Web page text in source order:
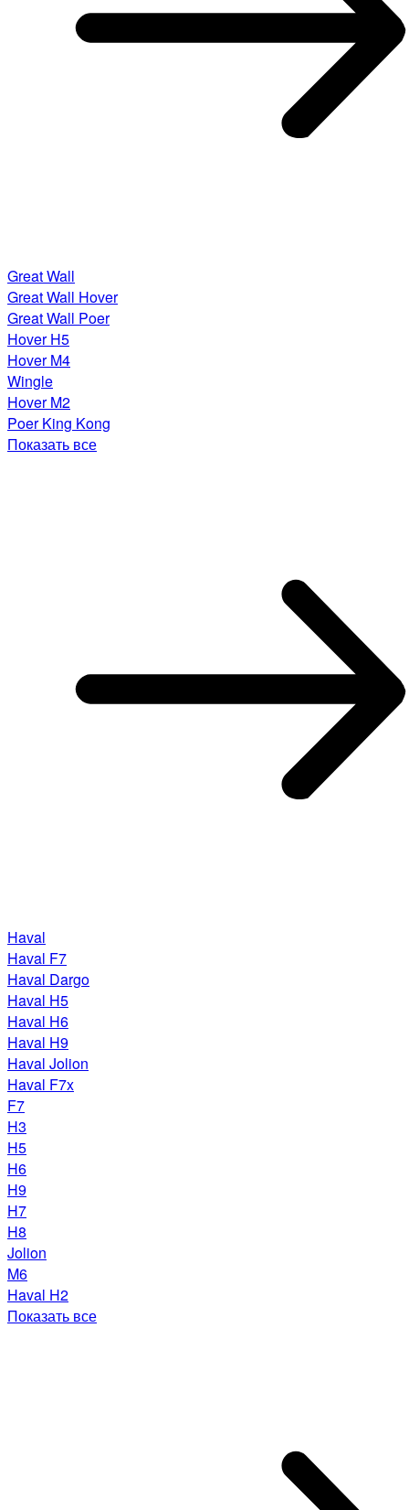
Great Wall
Great Wall Hover
Great Wall Poer
Hover H5
Hover M4
Wingle
Hover M2
Poer King Kong
Показать все
Haval
Haval F7
Haval Dargo
Haval H5
Haval H6
Haval H9
Haval Jolion
Haval F7x
F7
H3
H5
H6
H9
H7
H8
Jolion
M6
Haval H2
Показать все